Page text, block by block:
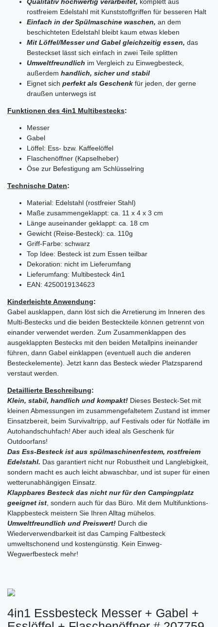
Qualitativ hochwertig verarbeitet, komplett aus
rostfreiem Edelstahl mit Kunststoffgriffen für besseren Halt
Einfach in der Spülmaschine waschen, an dem
beschichteten Edelstahl bleibt kaum etwas kleben
Mit Löffel/Messer und Gabel gleichzeitig essen, das
Besteckset lässt sich einfach in zwei Teile splitten
Umweltfreundlich im Vergleich zu Einwegbesteck,
außerdem handlich, sicher und stabil
Eignet sich perfekt als Geschenk für jeden, der gerne
draußen unterwegs ist
Funktionen des 4in1 Multibestecks:
Messer
Gabel
Löffel: Ess- bzw. Kaffeelöffel
Flaschenöffner (Kapselheber)
Öse zur Befestigung am Schlüsselring
Technische Daten:
Material: Edelstahl (rostfreier Stahl)
Maße zusammengeklappt: ca. 11 x 4 x 3 cm
Länge auseinander geklappt: ca. 18 cm
Gewicht (Reise-Besteck): ca. 110g
Griff-Farbe: schwarz
Top Idee: Besteck ist zum Essen teilbar
Dekoration: nicht im Lieferumfang
Lieferumfang: Multibesteck 4in1
EAN: 4250019134623
Kinderleichte Anwendung:
Gabel ausklappen, dann löst sich die Arretierung im Inneren des
Multi-Bestecks und die beiden Besteckteile können getrennt von
einander verwendet werden. Zum Zusammenklappen des
ausgeklappten Bestecks mit den beiden Metallpins ineinander
führen, dann Gabel einklappen (eventuell auch die anderen
Besteckelemente). Jetzt kann das Besteck wieder Platzsparend
verstaut werden.
Detaillierte Beschreibung:
Klein, stabil, handlich und kompakt! Dieses Besteck-Set mit
kleinen Abmessungen im zusammengefaltetem Zustand ist immer
Einsatzbereit, beim Survivaltripp, auf Festivals oder für Notfälle im
Autohandschuhfach! Aber auch ideal als Geschenk für
Outdoorfans!
Das Ess-Besteck ist aus spülmaschinenfestem, rostfreiem
Edelstahl. Das garantiert nicht nur Robustheit und Langlebigkeit,
sondern macht es auch leicht abwaschbar, und ist super für einen
wetterunabhängigen Einsatz.
Klappbares Besteck das nicht nur für den Campingplatz
geeignet ist, sondern auch für das Büro. Mit dem Multifunktions-
Klappbesteck meistern Sie Ihren Alltag mühelos.
Umweltfreundlich und Preiswert! Durch die
Wiederverwendbarkeit ist das Camping Faltbesteck
umweltschonend und kostengünstig. Kein Einweg-
Wegwerfbesteck mehr!
4in1 Essbesteck Messer + Gabel +